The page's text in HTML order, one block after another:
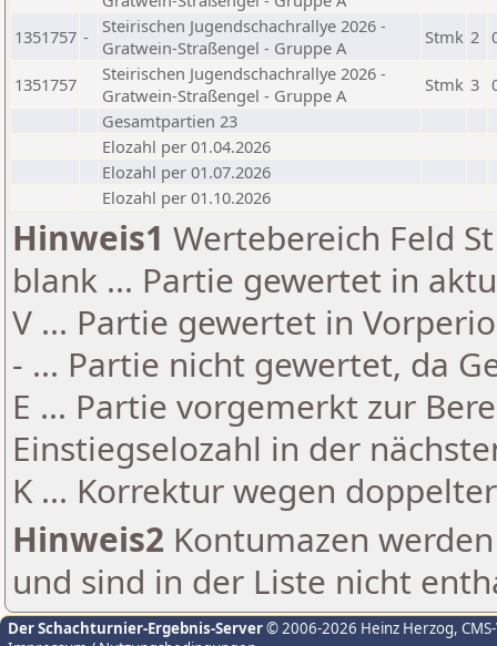
1351757 -
Steirischen Jugendschachrallye 2026 -
Gratwein-Straßengel - Gruppe A
Stmk 2
1351757
Steirischen Jugendschachrallye 2026 -
Gratwein-Straßengel - Gruppe A
Stmk 3
Gesamtpartien 23
Elozahl per 01.04.2026
Elozahl per 01.07.2026
Elozahl per 01.10.2026
Hinweis1 Wertebereich Feld
blank ... Partie gewertet in
V ... Partie gewertet in
- ... Partie nicht gewertet, da
E ... Partie vorgemerkt zur
Einstiegselozahl in der
K ... Korrektur wegen
Hinweis2 Kontumazen
und sind in der Liste nicht
Der Schachturnier-Ergebnis-Server© 2006-2026 Heinz Herzog,